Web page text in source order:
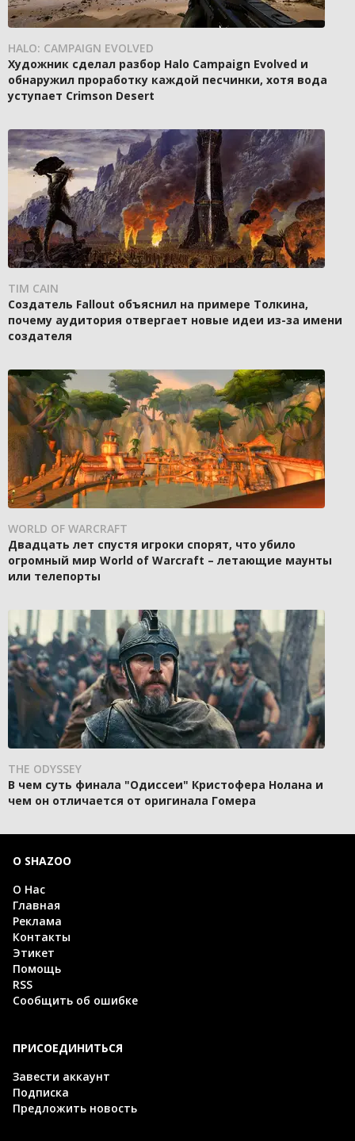
HALO: CAMPAIGN EVOLVED
Художник сделал разбор Halo Campaign Evolved и
обнаружил проработку каждой песчинки, хотя вода
уступает Crimson Desert
TIM CAIN
Создатель Fallout объяснил на примере Толкина,
почему аудитория отвергает новые идеи из-за имени
создателя
WORLD OF WARCRAFT
Двадцать лет спустя игроки спорят, что убило
огромный мир World of Warcraft – летающие маунты
или телепорты
THE ODYSSEY
В чем суть финала "Одиссеи" Кристофера Нолана и
чем он отличается от оригинала Гомера
О SHAZOO
О Нас
Главная
Реклама
Контакты
Этикет
Помощь
RSS
Сообщить об ошибке
ПРИСОЕДИНИТЬСЯ
Завести аккаунт
Подписка
Предложить новость